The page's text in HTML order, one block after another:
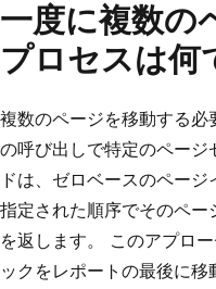
一度に複数の
プロセスは何
複数のページを移動する必
の呼び出しで特定のページ
ドは、ゼロベースのペー
指定された順序でそのペー
を返します。 このアプロ
ックをレポートの最後に